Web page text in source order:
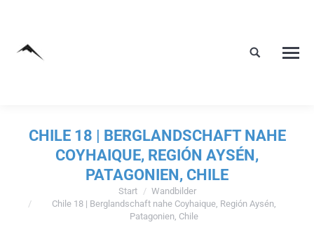
CHILE 18 | BERGLANDSCHAFT NAHE
COYHAIQUE, REGIÓN AYSÉN,
PATAGONIEN, CHILE
Start
Wandbilder
Chile 18 | Berglandschaft nahe Coyhaique, Región Aysén,
Patagonien, Chile